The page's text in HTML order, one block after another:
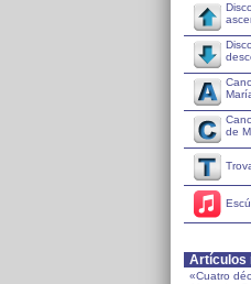
de
Artículos
«Cuatro